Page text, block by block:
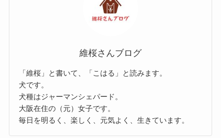
維桜さんブログ
「維桜」と書いて、「こはる」と読みます。
犬です。
犬種はジャーマンシェパード。
大阪在住の（元）女子です。
毎日を明るく、楽しく、元気よく、生きています。